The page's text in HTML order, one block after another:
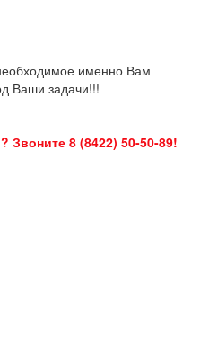
именно Вам
Ваши задачи!!!
Звоните 8 (8422) 50-50-89!